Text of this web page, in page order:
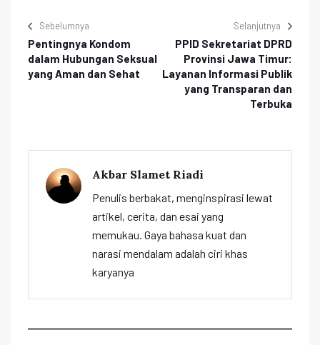
Sebelumnya
Pentingnya Kondom
dalam Hubungan Seksual
yang Aman dan Sehat
Selanjutnya
PPID Sekretariat DPRD
Provinsi Jawa Timur:
Layanan Informasi Publik
yang Transparan dan
Terbuka
Akbar Slamet Riadi
Penulis berbakat, menginspirasi lewat
artikel, cerita, dan esai yang
memukau. Gaya bahasa kuat dan
narasi mendalam adalah ciri khas
karyanya